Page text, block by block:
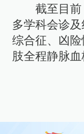
截至目
多学科会诊
综合征、凶
肢全程静脉血